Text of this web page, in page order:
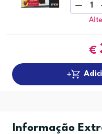
1
€
Informação